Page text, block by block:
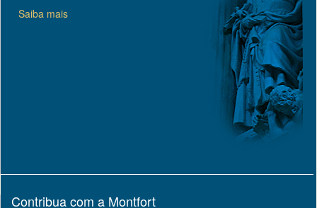
Saiba mais
Contribua com a Montfort